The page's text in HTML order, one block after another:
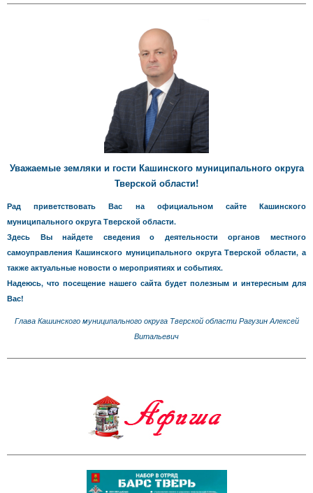
Уважаемые земляки и гости Кашинского муниципального округа
Тверской области!
Рад приветствовать Вас на официальном сайте Кашинского
муниципального округа Тверской области.
Здесь Вы найдете сведения о деятельности органов местного
самоуправления Кашинского муниципального округа Тверской области, а
также актуальные новости о мероприятиях и событиях.
Надеюсь, что посещение нашего сайта будет полезным и интересным для
Вас!
Глава Кашинского муниципального округа Тверской области Рагузин Алексей
Витальевич